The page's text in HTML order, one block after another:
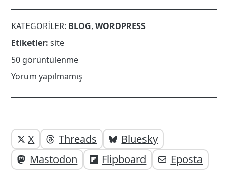
KATEGORILER: BLOG,WORDPRESS
Etiketler: site
50 görüntülenme
Yorum yapılmamış
Yazı
altı
elemanları
Yazıyı
paylaşabilirsiniz;
X Threads
Bluesky
Mastodon
Flipboard Eposta